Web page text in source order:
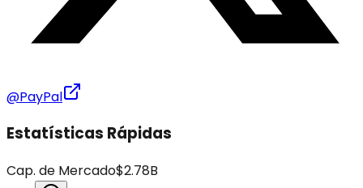
@PayPal
Estatísticas Rápidas
Cap. de Mercado$2.78B